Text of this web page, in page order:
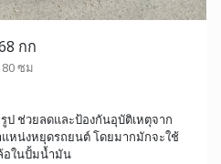
กก
ซม
ป ช่วยลดและป้องกันอุบัติเหตุจาก
หน่งหยุดรถยนต์ โดยมากมักจะใช้
อในปั้มน้ำมัน